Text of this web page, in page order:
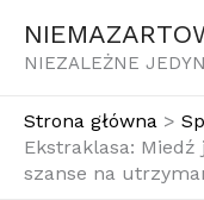
NIEZALEŻNE
Strona główna
Ekstraklasa:
szanse na